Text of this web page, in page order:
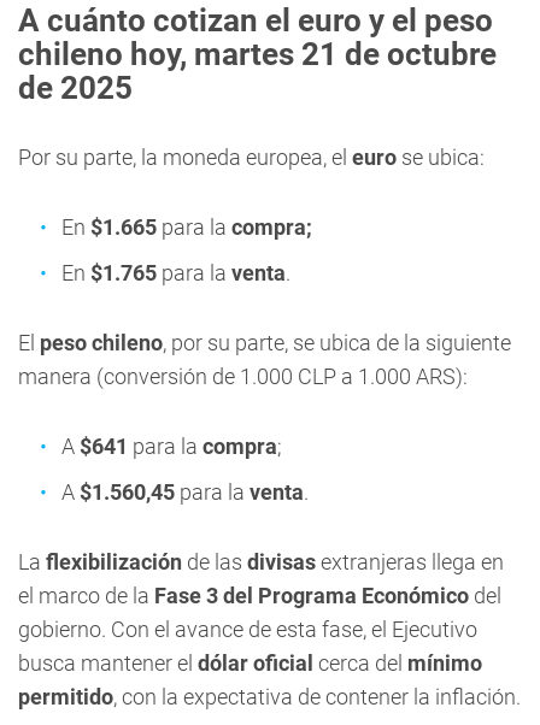
A cuánto cotizan el euro y el peso
chileno hoy, martes 21 de octubre
de 2025
Por su parte, la moneda europea, el euro se ubica:
En $1.665 para la compra;
En $1.765 para la venta.
El peso chileno, por su parte, se ubica de la siguiente
manera (conversión de 1.000 CLP a 1.000 ARS):
A $641 para la compra;
A $1.560,45 para la venta.
La flexibilización de las divisasextranjeras llega en
el marco de la Fase 3 del Programa Económico del
gobierno. Con el avance de esta fase, el Ejecutivo
busca mantener el dólar oficial cerca del mínimo
permitido, con la expectativa de contener la inflación.